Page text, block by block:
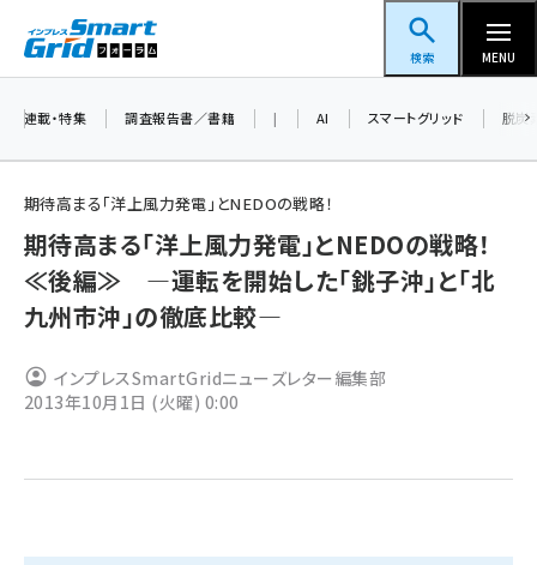
ン
スマートグリッドフォーラム
検索 MENU
蓄電池 (390)
新井 (350)
新井宏征 (286)
連載・特集 調査報告書／書籍 | AI スマートグリッド 脱炭
期待高まる「洋上風力発電」とNEDOの戦略！
期待高まる「洋上風力発電」とNEDOの戦略！
≪後編≫ ―運転を開始した「銚子沖」と「北
九州市沖」の徹底比較―
インプレスSmartGridニューズレター編集部
2013年10月1日 (火曜) 0:00